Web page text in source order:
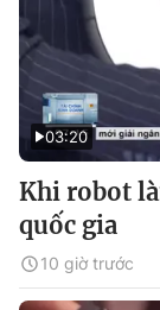
03:20
Khi robot
quốc gia
10 giờ trước